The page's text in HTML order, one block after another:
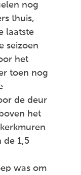
nog
thuis,
laatste
seizoen
het
toen nog
de deur
het
de 1,5
was om